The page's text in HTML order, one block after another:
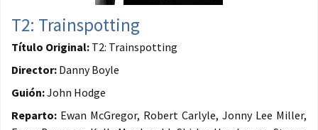
T2: Trainspotting
Título Original: T2: Trainspotting
Director: Danny Boyle
Guión:John Hodge
Reparto: Ewan McGregor, Robert Carlyle, Jonny Lee Miller,